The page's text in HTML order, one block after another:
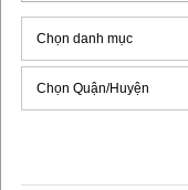
Chọn danh mục
Chọn Quận/Huyện